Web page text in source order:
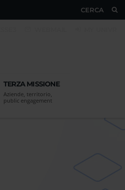
CERCA
TERZA MISSIONE
Aziende, territorio,
public engagement